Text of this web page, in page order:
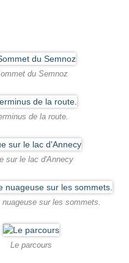
du Semnoz
de la route.
sur le lac d'Annecy
nuageuse sur les sommets.
Le parcours